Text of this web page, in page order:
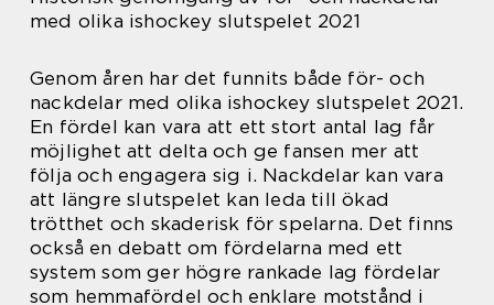
med olika ishockey slutspelet 2021
Genom åren har det funnits både för- och
nackdelar med olika ishockey slutspelet 2021.
En fördel kan vara att ett stort antal lag får
möjlighet att delta och ge fansen mer att
följa och engagera sig i. Nackdelar kan vara
att längre slutspelet kan leda till ökad
trötthet och skaderisk för spelarna. Det finns
också en debatt om fördelarna med ett
system som ger högre rankade lag fördelar
som hemmafördel och enklare motstånd i